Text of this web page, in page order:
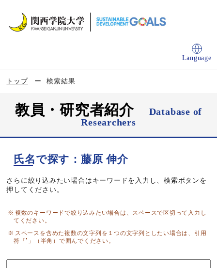
Language
トップ 検索結果
教員・研究者紹介
Database of
Researchers
氏名で探す：藤原 伸介
さらに絞り込みたい場合はキーワードを入力し、検索ボタンを
押してください。
複数のキーワードで絞り込みたい場合は、スペースで区切って入力し
てください。
スペースを含めた複数の文字列を１つの文字列としたい場合は、引用
符「"」（半角）で囲んでください。